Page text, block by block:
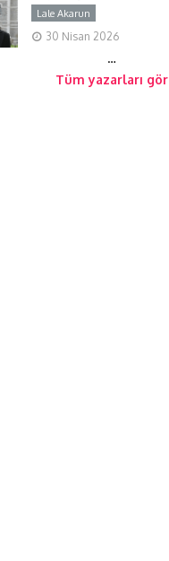
Lale Akarun
30 Nisan 2026
…
Tüm yazarları gör